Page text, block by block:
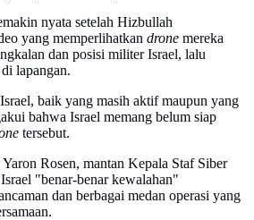
nyata setelah Hizbullah
yang memperlihatkan drone mereka
dan posisi militer Israel, lalu
lapangan.
baik yang masih aktif maupun yang
bahwa Israel memang belum siap
tersebut.
Rosen, mantan Kepala Staf Siber
"benar-benar kewalahan"
dan berbagai medan operasi yang